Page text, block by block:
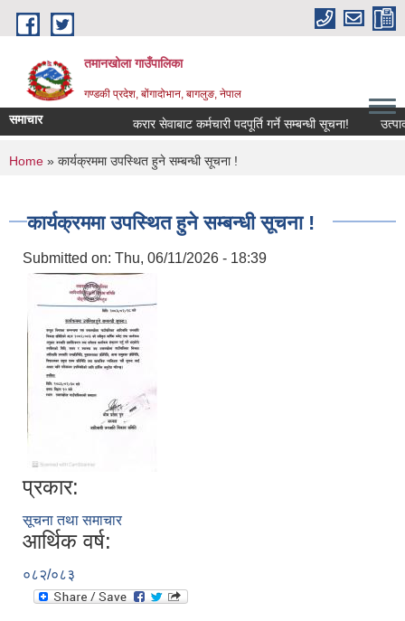
Skip to main content
तमानखोला गाउँपालिका
गण्डकी प्रदेश, बोंगादोभान, बागलुङ, नेपाल
समाचार करार सेवाबाट कर्मचारी पदपूर्ति गर्ने सम्बन्धी सूचना!
You are here
Home » कार्यक्रममा उपस्थित हुने सम्बन्धी सूचना !
कार्यक्रममा उपस्थित हुने सम्बन्धी सूचना !
Submitted on: Thu, 06/11/2026 - 18:39
प्रकार:
सूचना तथा समाचार
आर्थिक वर्ष:
०८२/०८३